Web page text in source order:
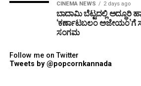
CINEMA NEWS 2 days ago
ಬಾದಾಮಿ ಬೆಟ್ಟದಲ್ಲಿ ಅದ್ಧೂರಿ
‘ಕರ್ಣಾಟಬಲಂ ಅಜೇಯಂ’ಗೆ
ಸಂಗಮ
Follow me on Twitter
Tweets by @popcornkannada